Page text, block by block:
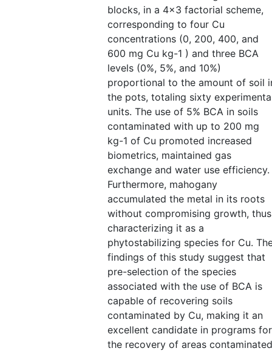
blocks, in a 4x3 factorial scheme,
corresponding to four Cu
concentrations (0, 200, 400, and
600 mg Cu kg-1 ) and three BCA
levels (0%, 5%, and 10%)
proportional to the amount of soil
the pots, totaling sixty
units. The use of 5% BCA in soils
contaminated with up to 200 mg
kg-1 of Cu promoted increased
biometrics, maintained gas
exchange and water use efficiency.
Furthermore, mahogany
accumulated the metal in its roots
without compromising growth, thus
characterizing it as a
phytostabilizing species for Cu.
findings of this study suggest that
pre-selection of the species
associated with the use of BCA is
capable of recovering soils
contaminated by Cu, making it an
excellent candidate in programs for
the recovery of areas contaminated